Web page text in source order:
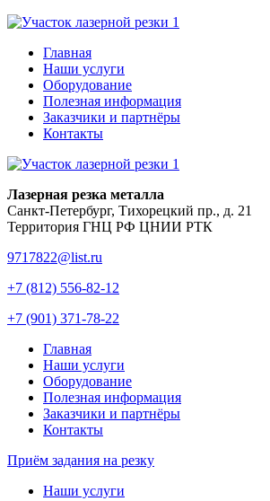
Главная
Наши услуги
Оборудование
Полезная информация
Заказчики и партнёры
Контакты
Лазерная резка металла
Санкт-Петербург, Тихорецкий пр., д. 21
Территория ГНЦ РФ ЦНИИ РТК
9717822@list.ru
+7 (812) 556-82-12
+7 (901) 371-78-22
Главная
Наши услуги
Оборудование
Полезная информация
Заказчики и партнёры
Контакты
Приём задания на резку
Наши услуги